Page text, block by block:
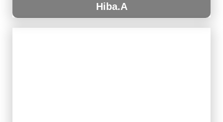
Hiba.A